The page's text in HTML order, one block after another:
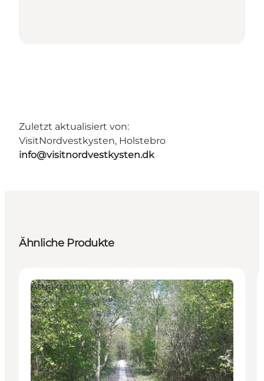
Zuletzt aktualisiert von:
VisitNordvestkysten, Holstebro
info@visitnordvestkysten.dk
Ähnliche Produkte
Attraktionen